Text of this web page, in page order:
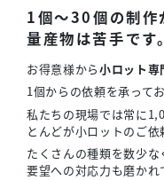
1個〜30個の制作
量産物は苦手です。
お得意様から小ロット専
1個からの依頼を承って
私たちの現場では常に
とんどが小ロットのご依
たくさんの種類を数少
要望への対応力も磨かれ